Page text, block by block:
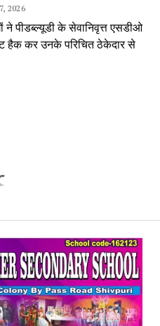
2026
ने पीडब्ल्यूडी के सेवानिवृत्त एसडीओ
हैक कर उनके परिचित ठेकेदार से